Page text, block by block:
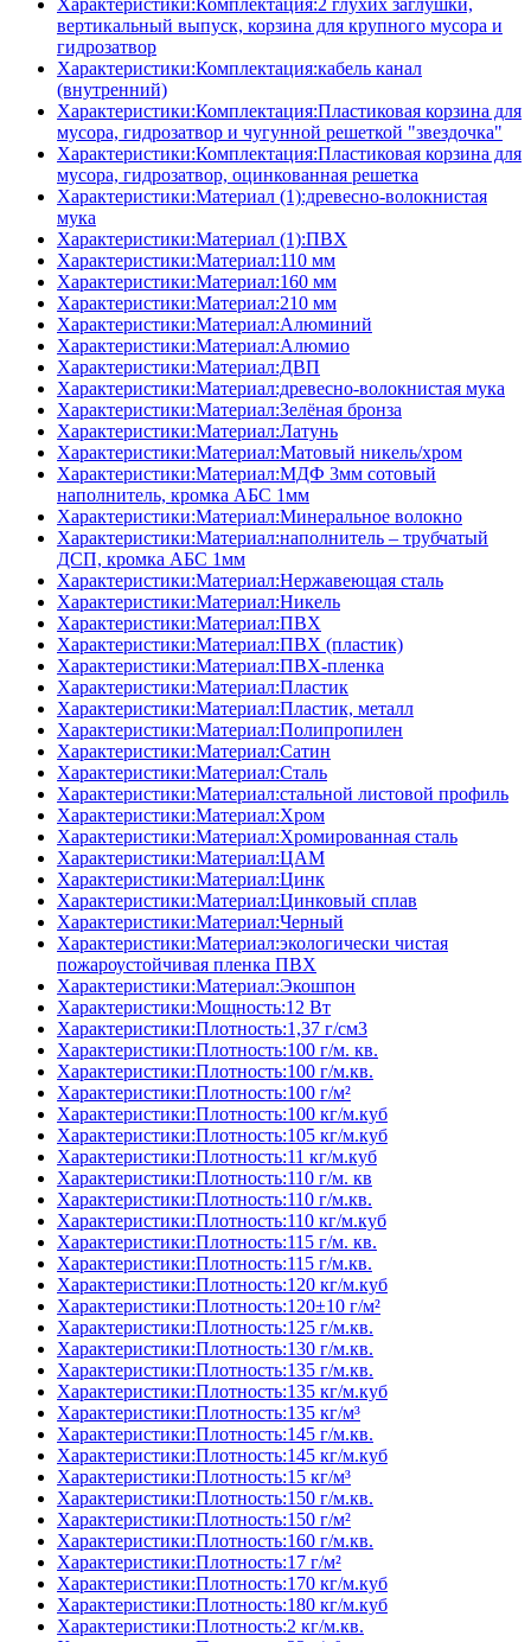
Характеристики:Комплектация:2 глухих заглушки,
вертикальный выпуск, корзина для крупного мусора и
гидрозатвор
Характеристики:Комплектация:кабель канал
(внутренний)
Характеристики:Комплектация:Пластиковая корзина для
мусора, гидрозатвор и чугунной решеткой "звездочка"
Характеристики:Комплектация:Пластиковая корзина для
мусора, гидрозатвор, оцинкованная решетка
Характеристики:Материал (1):древесно-волокнистая
мука
Характеристики:Материал (1):ПВХ
Характеристики:Материал:110 мм
Характеристики:Материал:160 мм
Характеристики:Материал:210 мм
Характеристики:Материал:Алюминий
Характеристики:Материал:Алюмио
Характеристики:Материал:ДВП
Характеристики:Материал:древесно-волокнистая мука
Характеристики:Материал:Зелёная бронза
Характеристики:Материал:Латунь
Характеристики:Материал:Матовый никель/хром
Характеристики:Материал:МДФ 3мм сотовый
наполнитель, кромка AБC 1мм
Характеристики:Материал:Минеральное волокно
Характеристики:Материал:наполнитель – трубчатый
ДСП, кромка AБC 1мм
Характеристики:Материал:Нержавеющая сталь
Характеристики:Материал:Никель
Характеристики:Материал:ПВХ
Характеристики:Материал:ПВХ (пластик)
Характеристики:Материал:ПВХ-пленка
Характеристики:Материал:Пластик
Характеристики:Материал:Пластик, металл
Характеристики:Материал:Полипропилен
Характеристики:Материал:Сатин
Характеристики:Материал:Сталь
Характеристики:Материал:стальной листовой профиль
Характеристики:Материал:Хром
Характеристики:Материал:Хромированная сталь
Характеристики:Материал:ЦАМ
Характеристики:Материал:Цинк
Характеристики:Материал:Цинковый сплав
Характеристики:Материал:Черный
Характеристики:Материал:экологически чистая
пожароустойчивая пленка ПВХ
Характеристики:Материал:Экошпон
Характеристики:Мощность:12 Вт
Характеристики:Плотность:1,37 г/см3
Характеристики:Плотность:100 г/м. кв.
Характеристики:Плотность:100 г/м.кв.
Характеристики:Плотность:100 г/м²
Характеристики:Плотность:100 кг/м.куб
Характеристики:Плотность:105 кг/м.куб
Характеристики:Плотность:11 кг/м.куб
Характеристики:Плотность:110 г/м. кв
Характеристики:Плотность:110 г/м.кв.
Характеристики:Плотность:110 кг/м.куб
Характеристики:Плотность:115 г/м. кв.
Характеристики:Плотность:115 г/м.кв.
Характеристики:Плотность:120 кг/м.куб
Характеристики:Плотность:120±10 г/м²
Характеристики:Плотность:125 г/м.кв.
Характеристики:Плотность:130 г/м.кв.
Характеристики:Плотность:135 г/м.кв.
Характеристики:Плотность:135 кг/м.куб
Характеристики:Плотность:135 кг/м³
Характеристики:Плотность:145 г/м.кв.
Характеристики:Плотность:145 кг/м.куб
Характеристики:Плотность:15 кг/м³
Характеристики:Плотность:150 г/м.кв.
Характеристики:Плотность:150 г/м²
Характеристики:Плотность:160 г/м.кв.
Характеристики:Плотность:17 г/м²
Характеристики:Плотность:170 кг/м.куб
Характеристики:Плотность:180 кг/м.куб
Характеристики:Плотность:2 кг/м.кв.